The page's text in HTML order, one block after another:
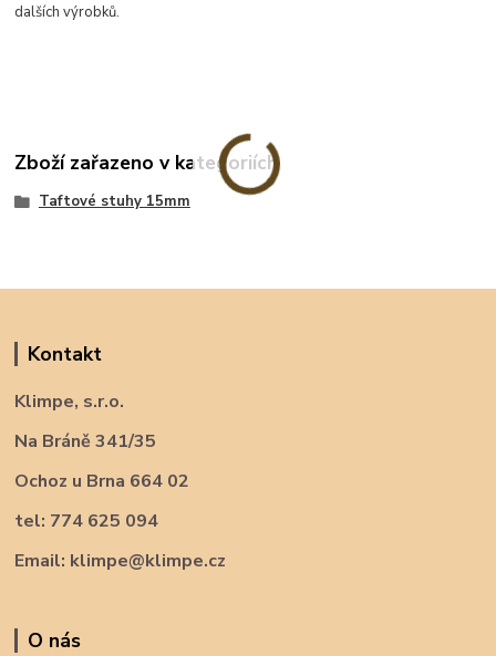
dalších výrobků.
Zboží zařazeno v kategoriích
Taftové stuhy 15mm
Kontakt
Klimpe, s.r.o.
Na Bráně 341/35
Ochoz u Brna 664 02
tel: 774 625 094
Email: klimpe@klimpe.cz
O nás